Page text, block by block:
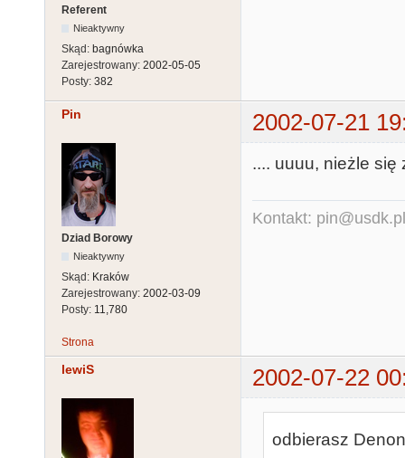
Referent
Nieaktywny
Skąd: bagnówka
Zarejestrowany: 2002-05-05
Posty: 382
Pin 2002-07-21
Dziad Borowy
Nieaktywny
Skąd: Kraków
Zarejestrowany: 2002-03-09
Posty: 11,780
.... uuuu, nieżle się
Kontakt: pin@usdk.pl
Strona
lewiS 2002-07-22
odbierasz